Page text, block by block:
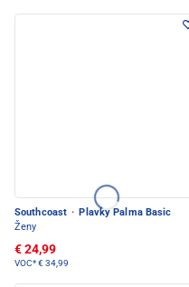
Southcoast · Plavky Palma Basic
Ženy
€ 24,99
VOC*€ 34,99